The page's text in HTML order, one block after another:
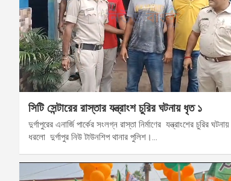
সিটি সেন্টারের রাস্তার যন্ত্রাংশ চুরির ঘটনায় ধৃত ১
দুর্গাপুরের এনার্জি পার্কের সংলগ্ন রাস্তা নির্মাণের যন্ত্রাংশের চুরির
ধরলো দুর্গাপুর নিউ টাউনশিপ থানার পুলিশ।…